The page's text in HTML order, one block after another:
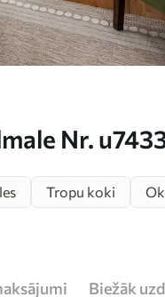
Nr.
Tropu koki
Biežāk